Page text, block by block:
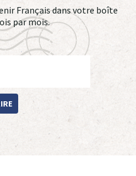
Français dans votre boîte
par mois.